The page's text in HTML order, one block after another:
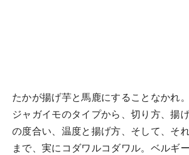
たかが揚げ芋と馬鹿にすることなかれ
ジャガイモのタイプから、切り方、揚
の度合い、温度と揚げ方、そして、そ
まで、実にコダワルコダワル。ベルギ